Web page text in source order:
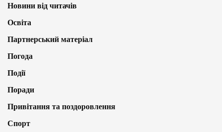
Новини від читачів
Освіта
Партнерський матеріал
Погода
Події
Поради
Привітання та поздоровлення
Спорт